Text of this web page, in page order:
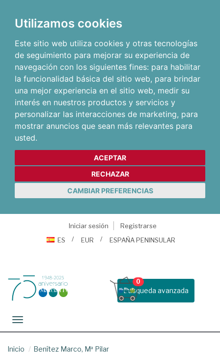
Utilizamos cookies
Este sitio web utiliza cookies y otras tecnologías
de seguimiento para mejorar su experiencia de
navegación con los siguientes fines: para habilitar
la funcionalidad básica del sitio web, para brindar
una mejor experiencia en el sitio web, medir su
interés en nuestros productos y servicios y
personalizar las interacciones de marketing, para
mostrar anuncios que sean más relevantes para
usted.
ACEPTAR
RECHAZAR
CAMBIAR PREFERENCIAS
Iniciar sesión
Registrarse
ES
EUR ESPAÑA PENINSULAR
Busqueda avanzada
0
Toggle navigation
Inicio Benítez Marco, Mª Pilar